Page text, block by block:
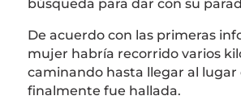
búsqueda para dar con su
De acuerdo con las primeras
mujer habría recorrido varios
caminando hasta llegar al lugar
finalmente fue hallada.